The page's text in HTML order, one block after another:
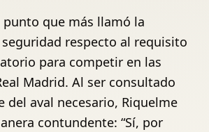
punto que más llamó la
respecto al requisito
para competir en las
Madrid. Al ser consultado
del aval necesario, Riquelme
contundente: “Sí, por